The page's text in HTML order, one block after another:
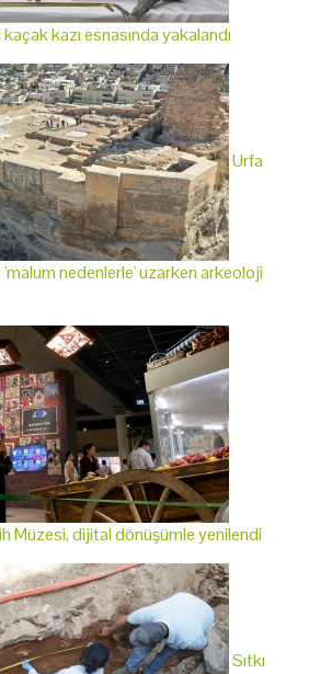
kazı esnasında yakalandı
Urfa
nedenlerle' uzarken arkeoloji
Müzesi, dijital dönüşümle yenilendi
Sıtkı